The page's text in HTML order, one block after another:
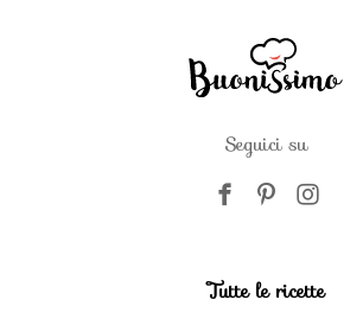
Seguici su
Tutte le ricette